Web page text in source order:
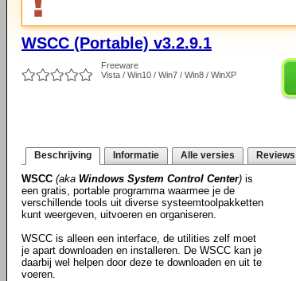
WSCC (Portable) v3.2.9.1
Freeware
Vista / Win10 / Win7 / Win8 / WinXP
Beschrijving Informatie Alle versies Reviews
WSCC (aka Windows System Control Center) is
een gratis, portable programma waarmee je de
verschillende tools uit diverse systeemtoolpakketten
kunt weergeven, uitvoeren en organiseren.
WSCC is alleen een interface, de utilities zelf moet
je apart downloaden en installeren. De WSCC kan je
daarbij wel helpen door deze te downloaden en uit te
voeren.